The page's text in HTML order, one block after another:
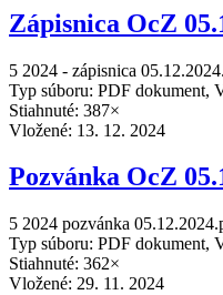
Zápisnica OcZ
5 2024 - zápisnica
Typ súboru: PDF dokument,
Stiahnuté: 387×
Vložené: 13. 12. 2024
Pozvánka OcZ
5 2024 pozvánka
Typ súboru: PDF dokument,
Stiahnuté: 362×
Vložené: 29. 11. 2024